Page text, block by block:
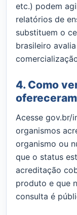
etc.) podem
relatórios de
substituem o
brasileiro
4. Como
Acesse gov.br/
organismos
organismo ou
que o status
acreditação
produto e que
consulta é